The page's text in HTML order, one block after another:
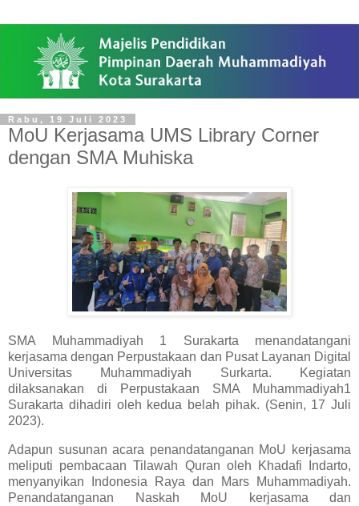
Rabu, 19 Juli 2023
MoU Kerjasama UMS Library Corner
dengan SMA Muhiska
SMA Muhammadiyah 1 Surakarta menandatangani
kerjasama dengan Perpustakaan dan Pusat Layanan Digital
Universitas Muhammadiyah Surkarta. Kegiatan
dilaksanakan di Perpustakaan SMA Muhammadiyah1
Surakarta dihadiri oleh kedua belah pihak. (Senin, 17 Juli
2023).
Adapun susunan acara penandatanganan MoU kerjasama
meliputi pembacaan Tilawah Quran oleh Khadafi Indarto,
menyanyikan Indonesia Raya dan Mars Muhammadiyah.
Penandatanganan Naskah MoU kerjasama dan